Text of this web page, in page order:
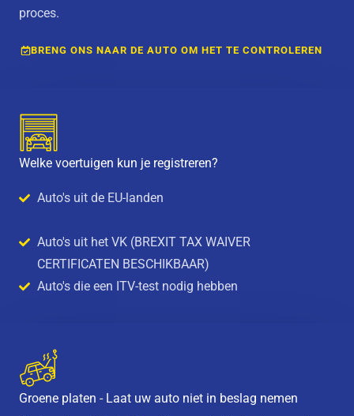
proces.
BRENG ONS NAAR DE AUTO OM HET TE CONTROLEREN
Welke voertuigen kun je registreren?
Auto's uit de EU-landen
Auto's uit het VK (BREXIT TAX WAIVER
CERTIFICATEN BESCHIKBAAR)
Auto's die een ITV-test nodig hebben
Groene platen - Laat uw auto niet in beslag nemen